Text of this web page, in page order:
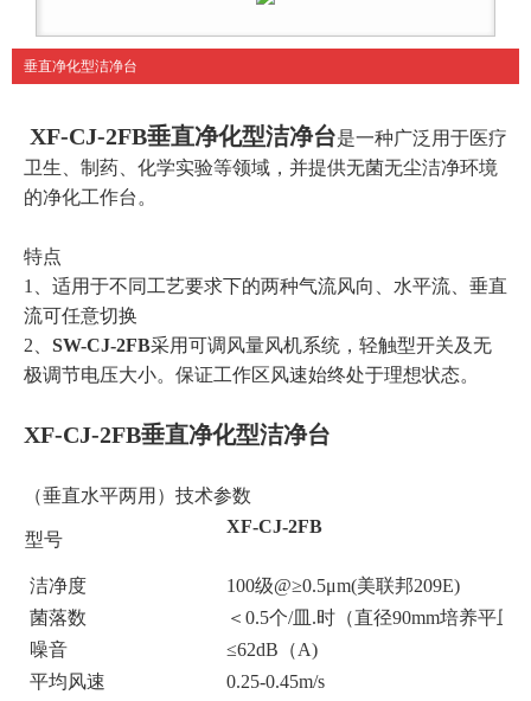
垂直净化型洁净台
XF-CJ-2FB垂直净化型洁净台是一种广泛用于医疗
卫生、制药、化学实验等领域，并提供无菌无尘洁净环境
的净化工作台。
特点
1、适用于不同工艺要求下的两种气流风向、水平流、垂直
流可任意切换
2、 SW-CJ-2FB采用可调风量风机系统，轻触型开关及无
极调节电压大小。保证工作区风速始终处于理想状态。
XF-CJ-2FB垂直净化型洁净台
（垂直水平两用） 技术参数
型号
XF-CJ-2FB
洁净度 100级@≥0.5μm(美联邦209E)
菌落数
＜0.5个/皿.时（直径90mm培养平皿
噪音
≤62dB（A)
平均风速
0.25-0.45m/s